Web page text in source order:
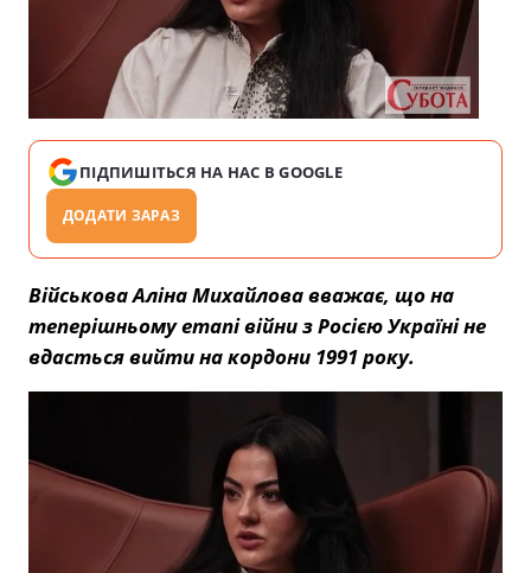
ПІДПИШІТЬСЯ НА НАС В GOOGLE
ДОДАТИ ЗАРАЗ
Військова Аліна Михайлова вважає, що на
теперішньому етапі війни з Росією Україні не
вдасться вийти на кордони 1991 року.